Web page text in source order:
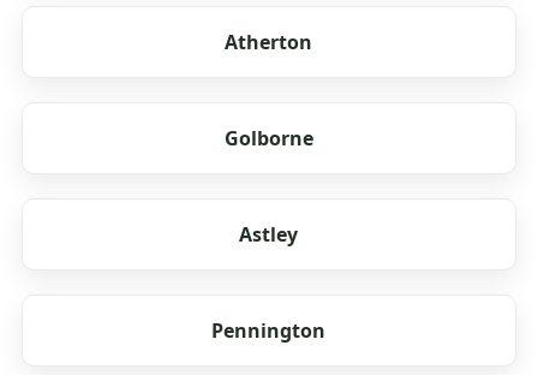
Atherton
Golborne
Astley
Pennington